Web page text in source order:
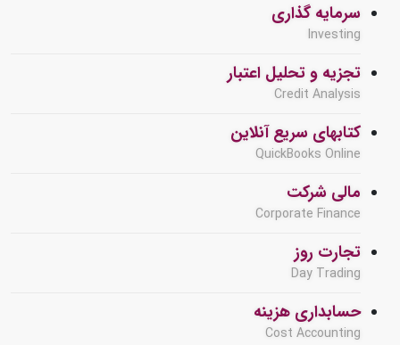
سرمایه گذاری
Investing
تجزیه و تحلیل اعتبار
Credit Analysis
کتابهای سریع آنلاین
QuickBooks Online
مالی شرکت
Corporate Finance
تجارت روز
Day Trading
حسابداری هزینه
Cost Accounting